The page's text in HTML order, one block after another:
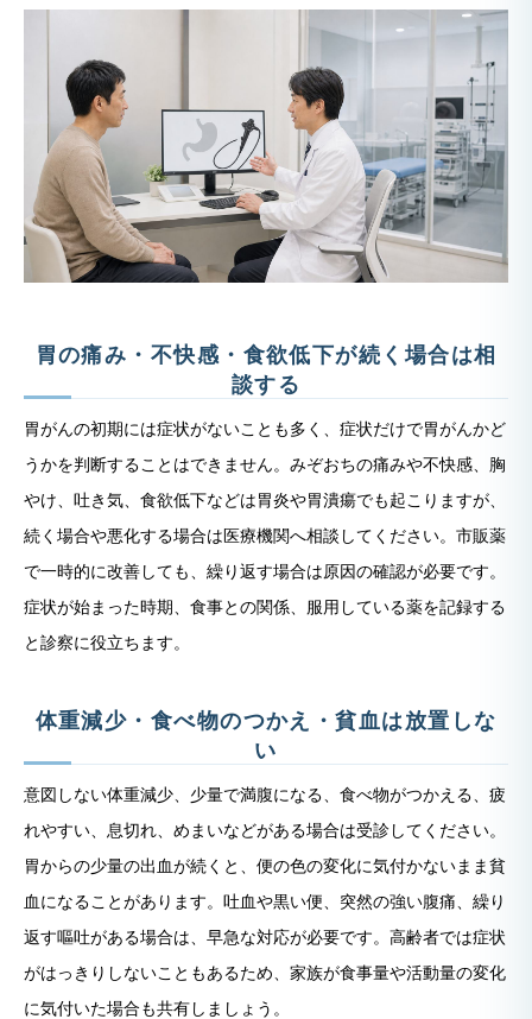
胃の痛み・不快感・食欲低下が続く場合は相
談する
胃がんの初期には症状がないことも多く、症状だけで胃がんかど
うかを判断することはできません。みぞおちの痛みや不快感、胸
やけ、吐き気、食欲低下などは胃炎や胃潰瘍でも起こりますが、
続く場合や悪化する場合は医療機関へ相談してください。市販薬
で一時的に改善しても、繰り返す場合は原因の確認が必要です。
症状が始まった時期、食事との関係、服用している薬を記録する
と診察に役立ちます。
体重減少・食べ物のつかえ・貧血は放置しな
い
意図しない体重減少、少量で満腹になる、食べ物がつかえる、疲
れやすい、息切れ、めまいなどがある場合は受診してください。
胃からの少量の出血が続くと、便の色の変化に気付かないまま貧
血になることがあります。吐血や黒い便、突然の強い腹痛、繰り
返す嘔吐がある場合は、早急な対応が必要です。高齢者では症状
がはっきりしないこともあるため、家族が食事量や活動量の変化
に気付いた場合も共有しましょう。